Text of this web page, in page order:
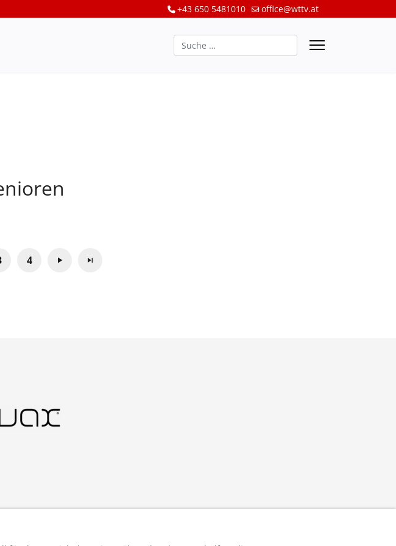
+43 650 5481010 office@wttv.at
Suchen
4